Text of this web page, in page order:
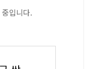
입니다.